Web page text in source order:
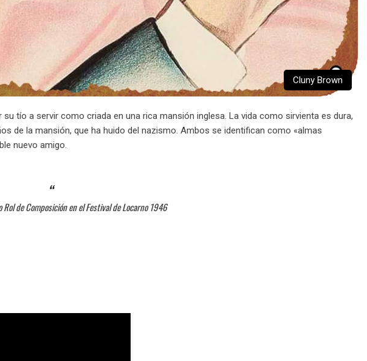
Cluny Brown
tío a servir como criada en una rica mansión inglesa. La vida como sirvienta es dura,
de la mansión, que ha huido del nazismo. Ambos se identifican como «almas
nuevo amigo.
de Composición en el Festival de Locarno 1946